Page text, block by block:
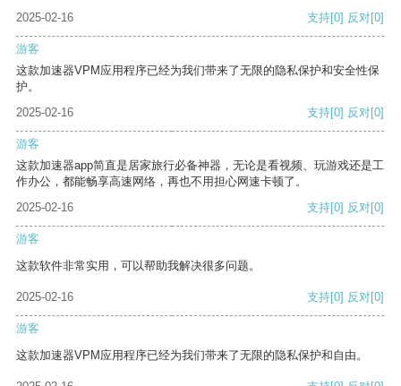
2025-02-16 支持[0] 反对[0]
游客
这款加速器VPM应用程序已经为我们带来了无限的隐私保护和安全性保
护。
2025-02-16
支持[0] 反对[0]
游客
这款加速器app简直是居家旅行必备神器，无论是看视频、玩游戏还是工
作办公，都能畅享高速网络，再也不用担心网速卡顿了。
2025-02-16
支持[0] 反对[0]
游客
这款软件非常实用，可以帮助我解决很多问题。
2025-02-16 支持[0] 反对[0]
游客
这款加速器VPM应用程序已经为我们带来了无限的隐私保护和自由。